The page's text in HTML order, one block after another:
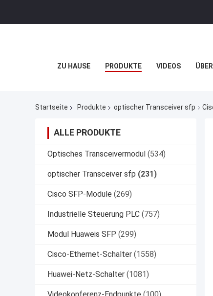
ZU HAUSE PRODUKTE VIDEOS
Startseite Produkte optischer Transceiver sfp
ALLE PRODUKTE
Optisches Transceivermodul (534)
optischer Transceiver sfp (231)
Cisco SFP-Module (269)
Industrielle Steuerung PLC (757)
Modul Huaweis SFP (299)
Cisco-Ethernet-Schalter (1558)
Huawei-Netz-Schalter (1081)